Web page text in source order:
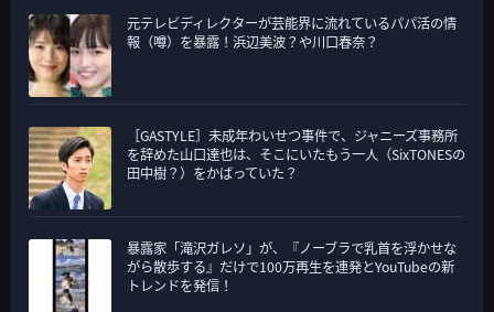
元テレビディレクターが芸能界に流れているパパ活の情
報（噂）を暴露！浜辺美波？や川口春奈？
［GASTYLE］未成年わいせつ事件で、ジャニーズ事務所
を辞めた山口達也は、そこにいたもう一人（SixTONESの
田中樹？）をかばっていた？
暴露家「滝沢ガレソ」が、『ノーブラで乳首を浮かせな
がら散歩する』だけで100万再生を連発とYouTubeの新
トレンドを発信！